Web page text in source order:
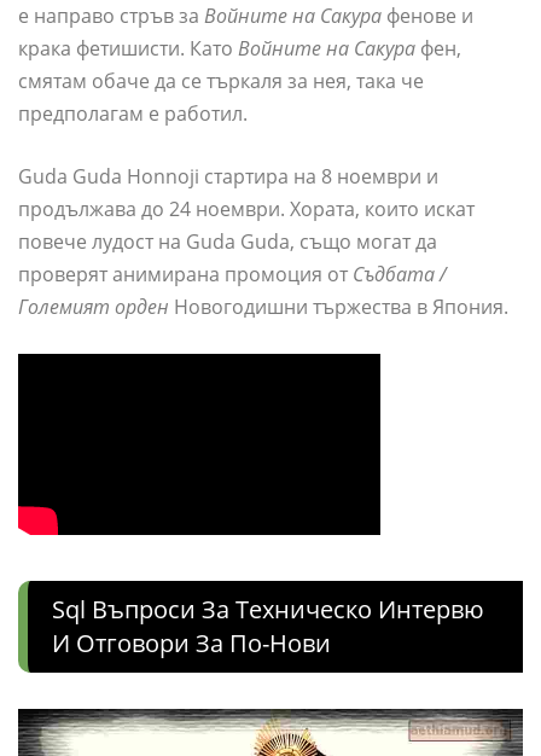
е направо стръв за Войните на Сакура фенове и
крака фетишисти. Като Войните на Сакура фен,
смятам обаче да се търкаля за нея, така че
предполагам е работил.
Guda Guda Honnoji стартира на 8 ноември и
продължава до 24 ноември. Хората, които искат
повече лудост на Guda Guda, също могат да
проверят анимирана промоция от Съдбата /
Големият орден Новогодишни тържества в Япония.
Sql Въпроси За Техническо Интервю
И Отговори За По-Нови